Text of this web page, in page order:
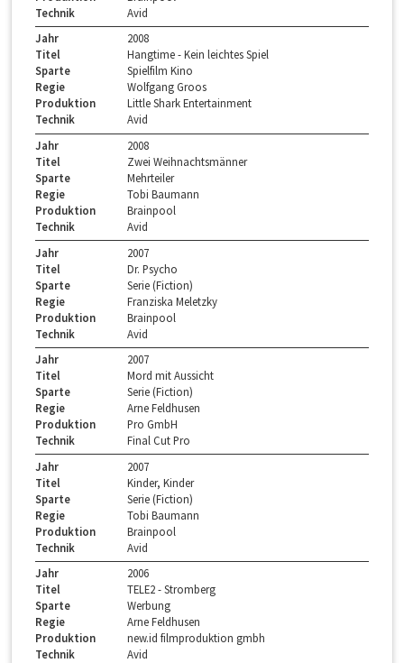
Technik
Avid
Jahr
2008
Titel
Hangtime - Kein leichtes Spiel
Sparte
Spielfilm Kino
Regie
Wolfgang Groos
Produktion
Little Shark Entertainment
Technik
Avid
Jahr
2008
Titel
Zwei Weihnachtsmänner
Sparte
Mehrteiler
Regie
Tobi Baumann
Produktion
Brainpool
Technik
Avid
Jahr
2007
Titel
Dr. Psycho
Sparte
Serie (Fiction)
Regie
Franziska Meletzky
Produktion
Brainpool
Technik
Avid
Jahr
2007
Titel
Mord mit Aussicht
Sparte
Serie (Fiction)
Regie
Arne Feldhusen
Produktion
Pro GmbH
Technik
Final Cut Pro
Jahr
2007
Titel
Kinder, Kinder
Sparte
Serie (Fiction)
Regie
Tobi Baumann
Produktion
Brainpool
Technik
Avid
Jahr
2006
Titel
TELE2 - Stromberg
Sparte
Werbung
Regie
Arne Feldhusen
Produktion
new.id filmproduktion gmbh
Technik
Avid